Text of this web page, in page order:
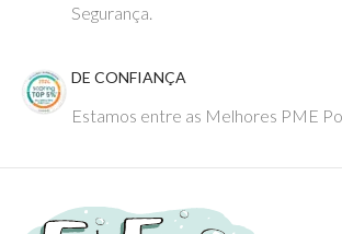
Segurança.
DE CONFIANÇA
Estamos entre as Melhores PME